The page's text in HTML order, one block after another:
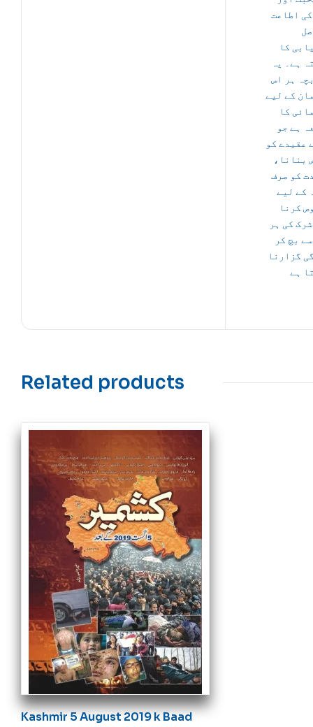
اطاعت
کا
ہے۔ یہ
ہر اس
کے لیے
کا
ہے جو
عقیدے کو
بنانا،
کو صرف
کے لیے
کرنا
کی ہر
بچ کر
گزارنا
ہے
Related products
Kashmir 5 August 2019 k Baad